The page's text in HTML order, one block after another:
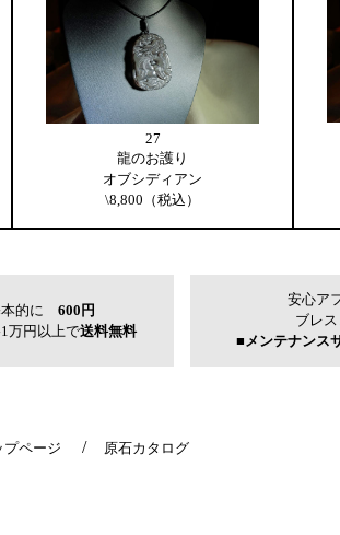
27
龍のお護り
オブシディアン
\8,800（税込）
ページ / 原石カタログ